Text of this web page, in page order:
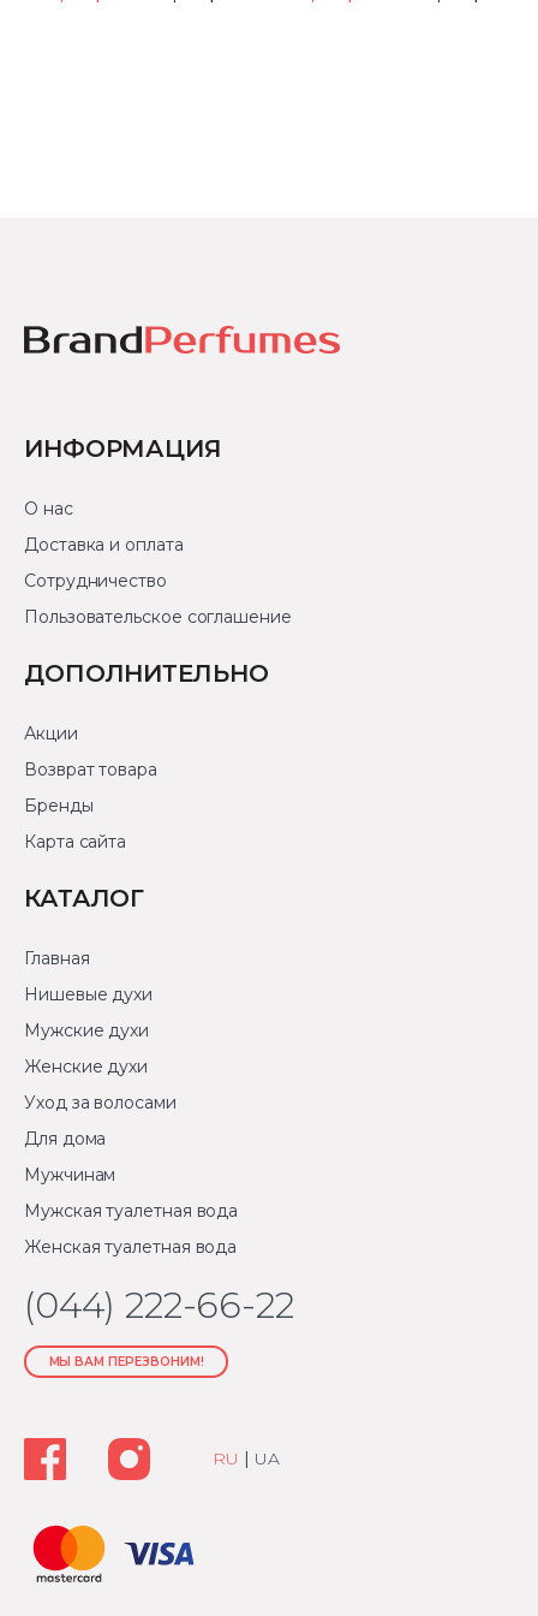
ИНФОРМАЦИЯ
О нас
Доставка и оплата
Сотрудничество
Пользовательское соглашение
ДОПОЛНИТЕЛЬНО
Акции
Возврат товара
Бренды
Карта сайта
КАТАЛОГ
Главная
Нишевые духи
Мужские духи
Женские духи
Уход за волосами
Для дома
Мужчинам
Мужская туалетная вода
Женская туалетная вода
(044) 222-66-22
МЫ ВАМ ПЕРЕЗВОНИМ!
RU | UA